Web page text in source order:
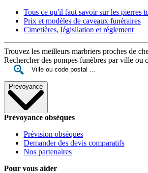
Tous ce qu'il faut savoir sur les pierres
Prix et modèles de caveaux funéraires
Cimetières, législiation et réglement
Trouvez les meilleurs marbriers proches de
Rechercher des pompes funèbres par ville ou
Prévoyance
Prévoyance obsèques
Prévision obsèques
Demander des devis comparatifs
Nos partenaires
Pour vous aider